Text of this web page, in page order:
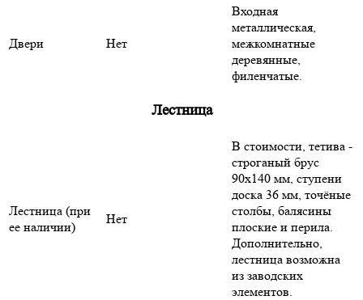
Двери Нет
Входная
металлическая,
межкомнатные
деревянные,
филенчатые.
Лестница
Лестница (при
ее наличии)
Нет
В стоимости, тетива -
строганый брус
90х140 мм, ступени
доска 36 мм, точёные
столбы, балясины
плоские и перила.
Дополнительно,
лестница возможна
из заводских
элементов.